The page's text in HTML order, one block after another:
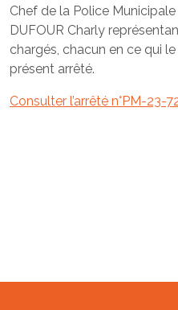
Chef de la Police
DUFOUR Charly
chargés, chacun en ce qui
présent arrêté.
Consulter l’arrêté n°PM-23-